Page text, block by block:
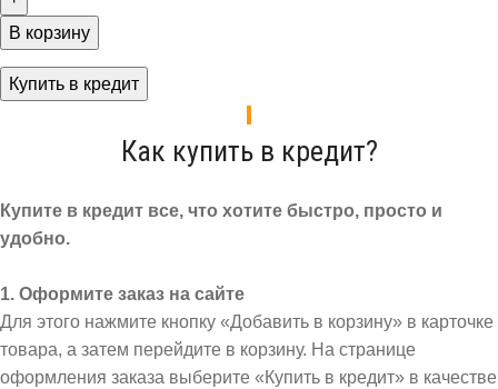
В корзину
Купить в кредит
Как купить в кредит?
Купите в кредит все, что хотите быстро, просто и
удобно.
1. Оформите заказ на сайте
Для этого нажмите кнопку «Добавить в корзину» в карточке
товара, а затем перейдите в корзину. На странице
оформления заказа выберите «Купить в кредит» в качестве